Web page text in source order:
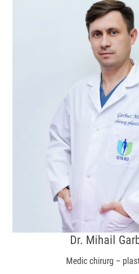
Dr. Mihail
Medic chirurg –